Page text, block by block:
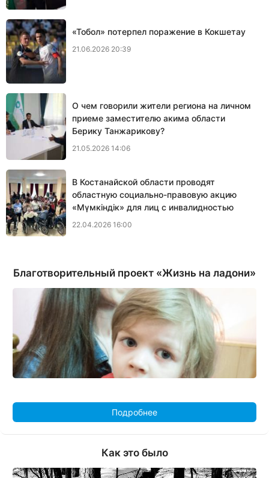
«Тобол» потерпел поражение в Кокшетау
21.06.2026 20:39
О чем говорили жители региона на личном
приеме заместителю акима области
Берику Танжарикову?
21.05.2026 14:06
В Костанайской области проводят
областную социально-правовую акцию
«Мүмкіндік» для лиц с инвалидностью
22.04.2026 16:00
Благотворительный проект «Жизнь на ладони»
Подробнее
Как это было